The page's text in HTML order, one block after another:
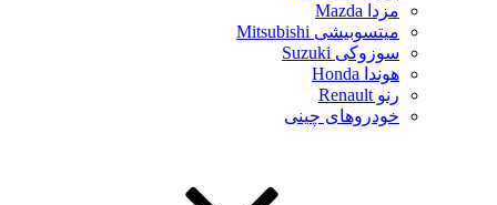
مزدا Mazda
میتسوبیشی Mitsubishi
سوزوکی Suzuki
هوندا Honda
رنو Renault
خودروهای چینی